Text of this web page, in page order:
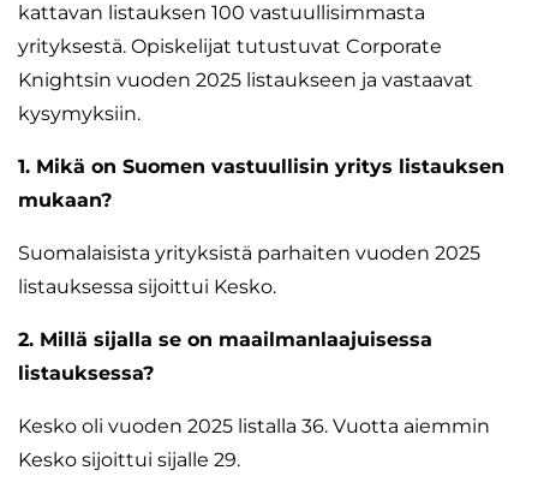
kattavan listauksen 100 vastuullisimmasta
yrityksestä. Opiskelijat tutustuvat Corporate
Knightsin vuoden 2025 listaukseen ja vastaavat
kysymyksiin.
1. Mikä on Suomen vastuullisin yritys listauksen
mukaan?
Suomalaisista yrityksistä parhaiten vuoden 2025
listauksessa sijoittui Kesko.
2. Millä sijalla se on maailmanlaajuisessa
listauksessa?
Kesko oli vuoden 2025 listalla 36. Vuotta aiemmin
Kesko sijoittui sijalle 29.